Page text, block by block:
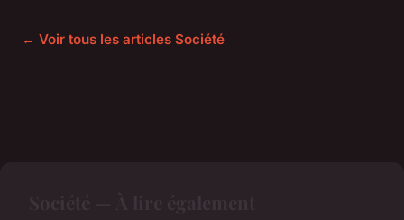
← Voir tous les articles Société